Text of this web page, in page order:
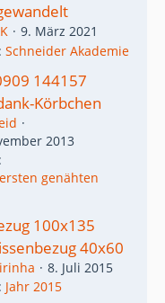
9. März 2021
Schneider Akademie
144157
Körbchen
2013
genähten
100x135
40x60
8. Juli 2015
Jahr 2015